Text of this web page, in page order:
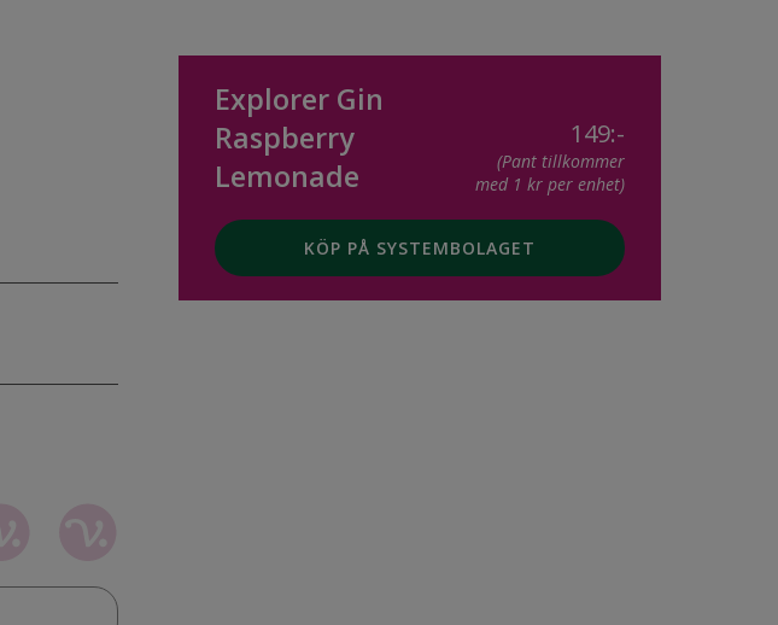
Explorer Gin
Raspberry
Lemonade
149:-
(Pant tillkommer
med 1 kr per enhet)
KÖP PÅ SYSTEMBOLAGET